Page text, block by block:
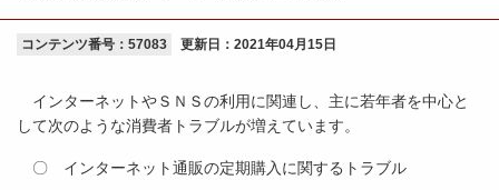
コンテンツ番号：57083 更新日： 2021年04月15日
インターネットやＳＮＳの利用に関連し、主に若年者を中心と
して次のような消費者トラブルが増えています。
〇 インターネット通販の定期購入に関するトラブル